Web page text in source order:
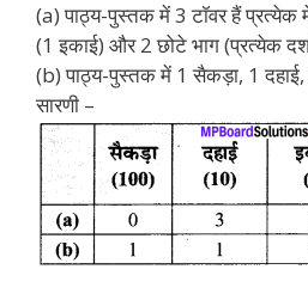
(a) पाठ्य-पुस्तक में 3 टॉवर हैं प्रत्येक
(1 इकाई) और 2 छोटे भाग (प्रत्येक
(b) पाठ्य-पुस्तक में 1 सैकड़ा, 1
सारणी –